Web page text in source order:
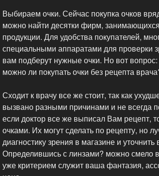
Выбираем очки. Сейчас покупка очков
можно найти десятки фирм,
продукции. Для удобства покупателей,
специальными аппаратами для проверки
вам подберут нужные очки. Но вот
можно ли покупать очки без рецепта
Сходит к врачу все же стоит, так как
вызвано разными причинами и не всегда
если доктор все же выписал Вам рецепт,
очками. Их могут сделать по рецепту, но
диагностику зрения в магазине и уточнить
Определившись с линзами? можно смело
уже критерием служит ваша фантазия,